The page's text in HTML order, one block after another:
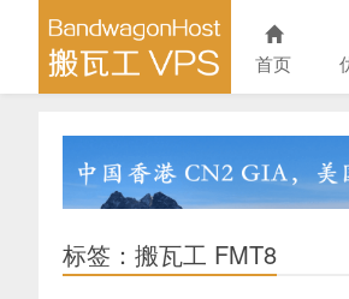
首页
标签：搬瓦工 FMT8